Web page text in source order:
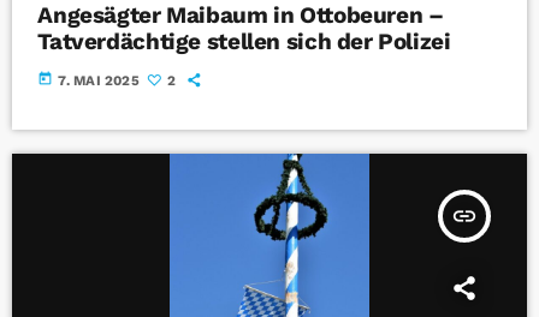
Angesägter Maibaum in Ottobeuren –
Tatverdächtige stellen sich der Polizei
today 7. MAI 2025 2
insert_link